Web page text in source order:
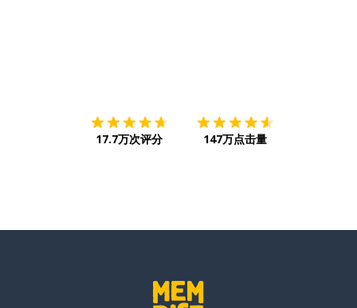
17.7万次评分 147万点击量